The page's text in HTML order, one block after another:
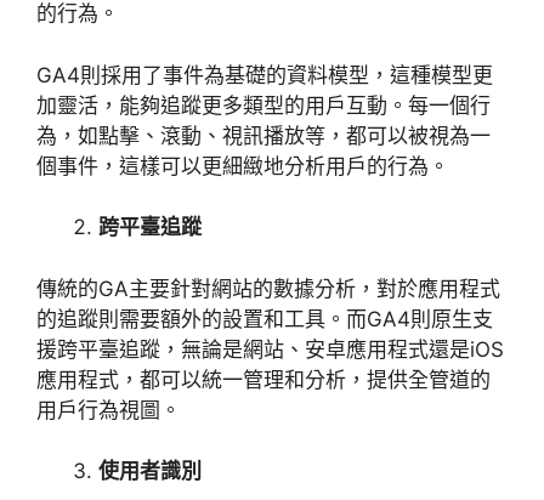
的行為。
GA4則採用了事件為基礎的資料模型，這種模型更
加靈活，能夠追蹤更多類型的用戶互動。每一個行
為，如點擊、滾動、視訊播放等，都可以被視為一
個事件，這樣可以更細緻地分析用戶的行為。
跨平臺追蹤
傳統的GA主要針對網站的數據分析，對於應用程式
的追蹤則需要額外的設置和工具。而GA4則原生支
援跨平臺追蹤，無論是網站、安卓應用程式還是iOS
應用程式，都可以統一管理和分析，提供全管道的
用戶行為視圖。
使用者識別